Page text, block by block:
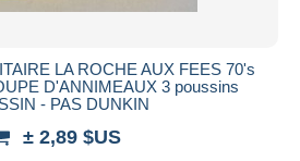
LA ROCHE AUX FEES 70's
D'ANNIMEAUX 3 poussins
- PAS DUNKIN
± 2,89 $US